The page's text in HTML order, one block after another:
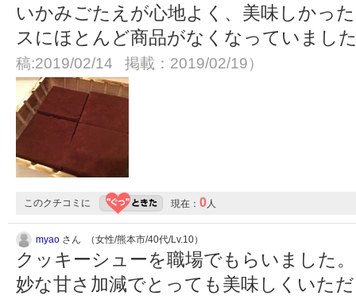
いかみごたえが心地よく、美味しかっ
スにほとんど商品がなくなっていまし
稿:2019/02/14 掲載：2019/02/19）
このクチコミに 現在： 0人
myao さん （女性/熊本市/40代/Lv.10）
クッキーシューを職場でもらいました
妙な甘さ加減でとっても美味しくいた